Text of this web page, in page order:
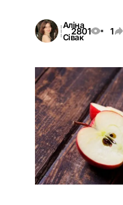
Аліна
Сівак
2801 1